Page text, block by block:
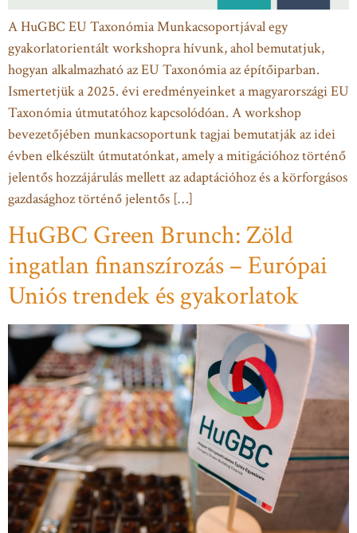
A HuGBC EU Taxonómia Munkacsoportjával egy
gyakorlatorientált workshopra hívunk, ahol bemutatjuk,
hogyan alkalmazható az EU Taxonómia az építőiparban.
Ismertetjük a 2025. évi eredményeinket a magyarországi EU
Taxonómia útmutatóhoz kapcsolódóan. A workshop
bevezetőjében munkacsoportunk tagjai bemutatják az idei
évben elkészült útmutatónkat, amely a mitigációhoz történő
jelentős hozzájárulás mellett az adaptációhoz és a körforgásos
gazdasághoz történő jelentős […]
HuGBC Green Brunch: Zöld
ingatlan finanszírozás – Európai
Uniós trendek és gyakorlatok